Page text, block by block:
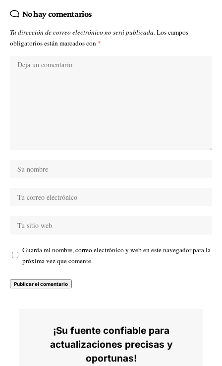
No hay comentarios
Tu dirección de correo electrónico no será publicada. Los campos
obligatorios están marcados con *
Guarda mi nombre, correo electrónico y web en este navegador para la
próxima vez que comente.
¡Su fuente confiable para
actualizaciones precisas y
oportunas!